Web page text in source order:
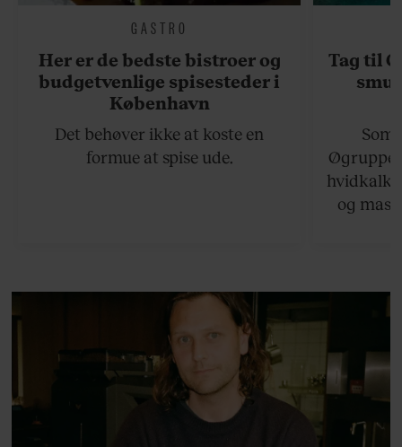
GASTRO
Her er de bedste bistroer og
budgetvenlige spisesteder i
København
Det behøver ikke at koste en
formue at spise ude.
Tag til
og